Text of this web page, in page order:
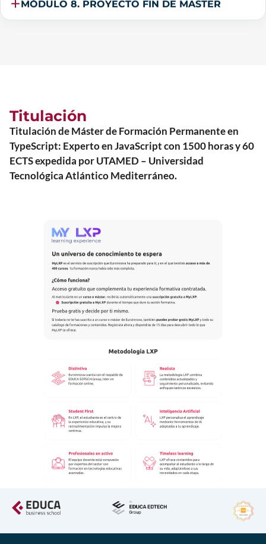
MÓDULO 8. PROYECTO FIN DE MASTER
Titulación
Titulación de Máster de Formación Permanente en
TypeScript: Experto en JavaScript con 1500 horas y 60
ECTS expedida por UTAMED – Universidad
Tecnológica Atlántico Mediterráneo.